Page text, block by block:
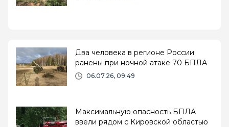
Два человека в регионе России
ранены при ночной атаке 70 БПЛА
06.07.26, 09:49
Максимальную опасность БПЛА
ввели рядом с Кировской областью